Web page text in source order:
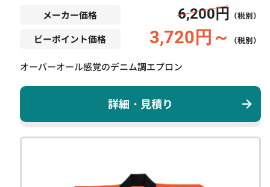
メーカー価格 6,200円 （税別）
ビーポイント価格 3,720円～ （税別）
オーバーオール感覚のデニム調エプロン
詳細・見積り